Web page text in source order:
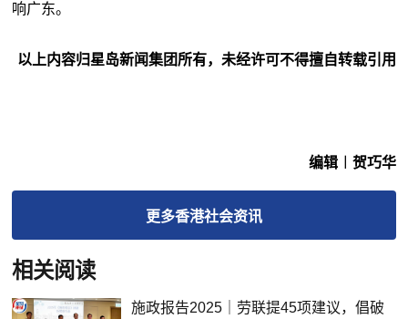
响广东。
以上内容归星岛新闻集团所有，未经许可不得擅自转载引用
编辑︱贺巧华
更多香港社会资讯
相关阅读
施政报告2025｜劳联提45项建议，倡破